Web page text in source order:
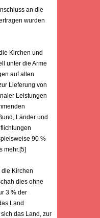
an die
wurden
Kirchen und
unter die Arme
auf allen
Lieferung von
Leistungen
Länder und
90 %
mehr.[5]
Kirchen
dies ohne
3 % der
Land
das Land, zur